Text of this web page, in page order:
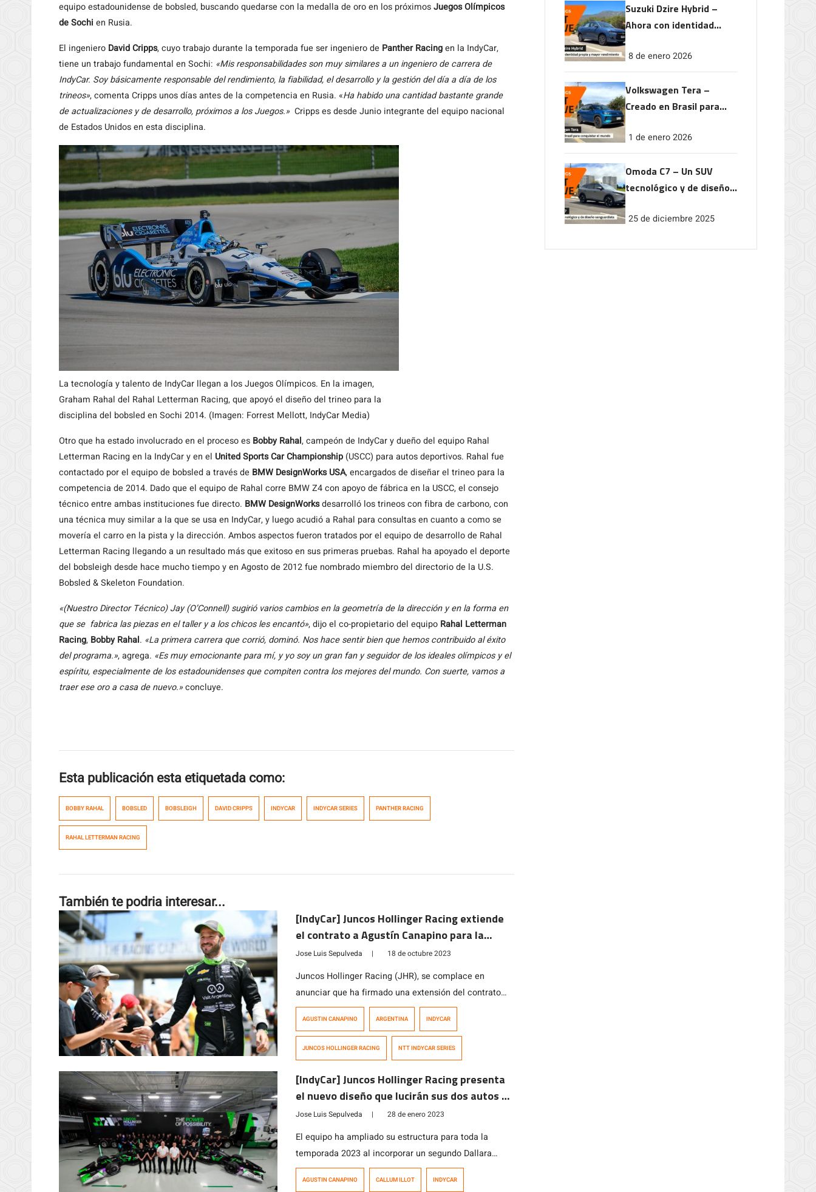
equipo estadounidense de bobsled, buscando quedarse con la medalla de oro en los próximosJuegos Olímpicos
de Sochi en Rusia.
El ingeniero David Cripps, cuyo trabajo durante la temporada fue ser ingeniero de Panther Racingen la IndyCar,
tiene un trabajo fundamental en Sochi: «Mis responsabilidades son muy similares a un ingeniero de carrera de
IndyCar. Soy básicamente responsable del rendimiento, la fiabilidad, el desarrollo y la gestión del día a día de los
trineos», comenta Cripps unos días antes de la competencia en Rusia. «Ha habido una cantidad bastante grande
de actualizaciones y de desarrollo, próximos a los Juegos.» Cripps es desde Junio integrante del equipo nacional
de Estados Unidos en esta disciplina.
La tecnología y talento de IndyCar llegan a los Juegos Olímpicos. En la imagen,
Graham Rahal del Rahal Letterman Racing, que apoyó el diseño del trineo para la
disciplina del bobsled en Sochi 2014. (Imagen: Forrest Mellott, IndyCar Media)
Otro que ha estado involucrado en el proceso es Bobby Rahal, campeón de IndyCar y dueño del equipo Rahal
Letterman Racing en la IndyCar y en el United Sports Car Championship (USCC) para autos deportivos. Rahal fue
contactado por el equipo de bobsled a través de BMW DesignWorks USA, encargados de diseñar el trineo para la
competencia de 2014. Dado que el equipo de Rahal corre BMW Z4 con apoyo de fábrica en la USCC, el consejo
técnico entre ambas instituciones fue directo. BMW DesignWorksdesarrolló los trineos con fibra de carbono, con
una técnica muy similar a la que se usa en IndyCar, y luego acudió a Rahal para consultas en cuanto a como se
movería el carro en la pista y la dirección. Ambos aspectos fueron tratados por el equipo de desarrollo de Rahal
Letterman Racing llegando a un resultado más que exitoso en sus primeras pruebas. Rahal ha apoyado el deporte
del bobsleigh desde hace mucho tiempo y en Agosto de 2012 fue nombrado miembro del directorio de la U.S.
Bobsled & Skeleton Foundation.
«(Nuestro Director Técnico) Jay (O’Connell) sugirió varios cambios en la geometría de la dirección y en la forma en
que se fabrica las piezas en el taller y a los chicos les encantó», dijo el co-propietario del equipo Rahal Letterman
Racing, Bobby Rahal. «La primera carrera que corrió, dominó. Nos hace sentir bien que hemos contribuido al éxito
del programa.», agrega. «Es muy emocionante para mí, y yo soy un gran fan y seguidor de los ideales olímpicos y el
espíritu, especialmente de los estadounidenses que compiten contra los mejores del mundo. Con suerte, vamos a
traer ese oro a casa de nuevo.»concluye.
Esta publicación esta etiquetada como:
BOBBY RAHAL BOBSLED BOBSLEIGH DAVID CRIPPS INDYCAR INDYCAR SERIES PANTHER RACING
RAHAL LETTERMAN RACING
También te podria interesar...
[IndyCar] Juncos Hollinger Racing extiende
el contrato a Agustín Canapino para la
temporada 2024
Jose Luis Sepulveda | 18 de octubre 2023
Juncos Hollinger Racing (JHR), se complace en
anunciar que ha firmado una extensión del contrato
con Agustín Canapino. De esta forma “El Titan”
de JHR, expresó su entusiasmo y afirmó: «Agustín
Canapino ha sido la sorpresa de la temporada para […]
AGUSTIN CANAPINO ARGENTINA INDYCAR
JUNCOS HOLLINGER RACING NTT INDYCAR SERIES
[IndyCar] Juncos Hollinger Racing presenta
el nuevo diseño que lucirán sus dos autos en
la temporada 2023
Jose Luis Sepulveda | 28 de enero 2023
El equipo ha ampliado su estructura para toda la
temporada 2023 al incorporar un segundo Dallara
Chevrolet en la máxima categoría de monopostos del
AGUSTIN CANAPINO CALLUM ILLOT INDYCAR
Suzuki Dzire Hybrid –
Ahora con identidad
rendimiento
8 de enero 2026
Volkswagen Tera –
Creado en Brasil para
1 de enero 2026
Omoda C7 – Un SUV
tecnológico y de diseño
25 de diciembre 2025